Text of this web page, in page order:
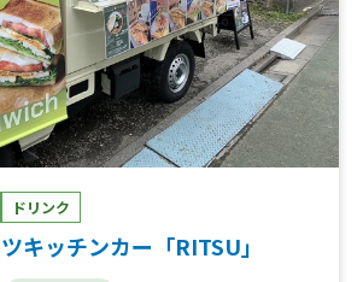
ドリンク
キッチンカー「RITSU」